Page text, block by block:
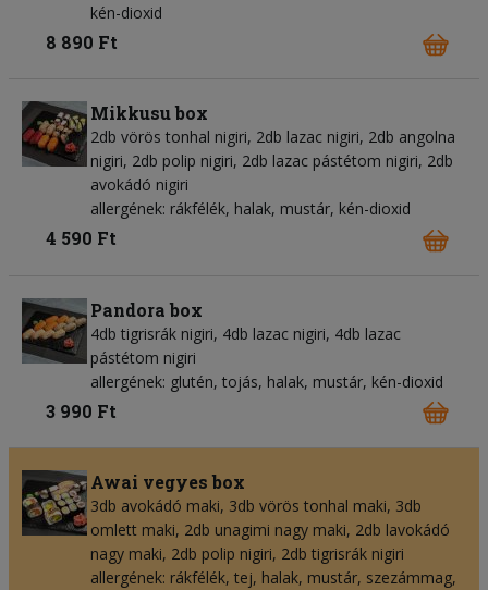
kén-dioxid
8 890 Ft
Mikkusu box
2db vörös tonhal nigiri, 2db lazac nigiri, 2db angolna
nigiri, 2db polip nigiri, 2db lazac pástétom nigiri, 2db
avokádó nigiri
allergének: rákfélék, halak, mustár, kén-dioxid
4 590 Ft
Pandora box
4db tigrisrák nigiri, 4db lazac nigiri, 4db lazac
pástétom nigiri
allergének: glutén, tojás, halak, mustár, kén-dioxid
3 990 Ft
Awai vegyes box
3db avokádó maki, 3db vörös tonhal maki, 3db
omlett maki, 2db unagimi nagy maki, 2db lavokádó
nagy maki, 2db polip nigiri, 2db tigrisrák nigiri
allergének: rákfélék, tej, halak, mustár, szezámmag,